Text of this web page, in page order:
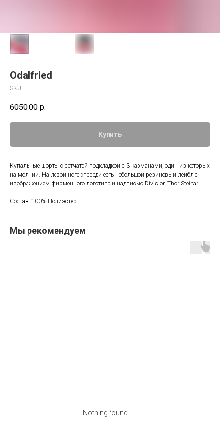
Odalfried
SKU:
6050,00 р.
Купить
Купальные шорты с сетчатой подкладкой с 3 карманами, один из которых
на молнии. На левой ноге спереди есть небольшой резиновый лейбл с
изображением фирменного логотипа и надписью Division Thor Steinar.
Состав: 100% Полиэстер
Мы рекомендуем
Nothing found